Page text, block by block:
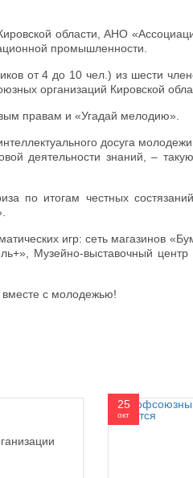
области, АНО
промышленности.
от 4 до 10 чел.) из шести
организаций Кировской
правам и «Угадай мелодию».
досуга
деятельности знаний, –
по итогам честных
игр: сеть магазинов
Музейно-выставочный центр
с молодежью!
25
окт